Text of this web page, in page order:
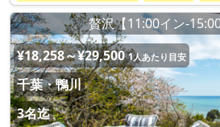
贅沢【11:00イン-
¥18,258～¥29,500 1人あたり目安
千葉・鴨川
3名迄